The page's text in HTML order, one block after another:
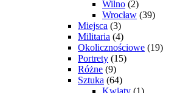
Wilno (2)
Wrocław (39)
Miejsca (3)
Militaria (4)
Okolicznościowe (19)
Portrety (15)
Różne (9)
Sztuka (64)
Kwiaty (1)